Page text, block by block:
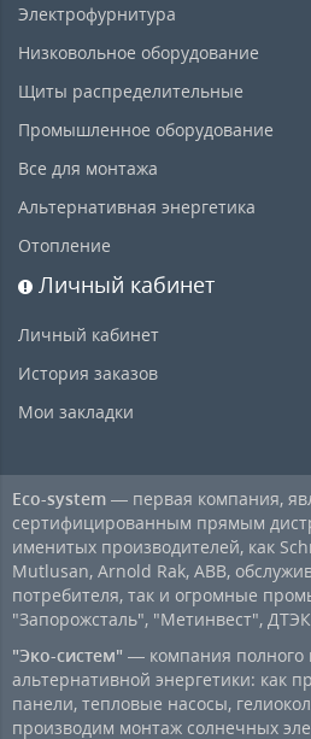
Электрофурнитура
Низковольное оборудование
Щиты распределительные
Промышленное оборудование
Все для монтажа
Альтернативная энергетика
Отопление
Личный кабинет
Личный кабинет
История заказов
Мои закладки
Eco-system — первая компания,
сертифицированным прямым
именитых производителей, как
Mutlusan, Arnold Rak, ABB,
потребителя, так и огромные
"Запорожсталь", "Метинвест",
"Эко-систем" — компания полного
альтернативной энергетики: как
панели, тепловые насосы,
производим монтаж солнечных